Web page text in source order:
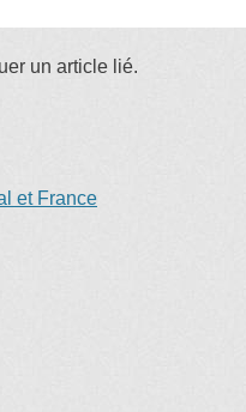
un article lié.
et France